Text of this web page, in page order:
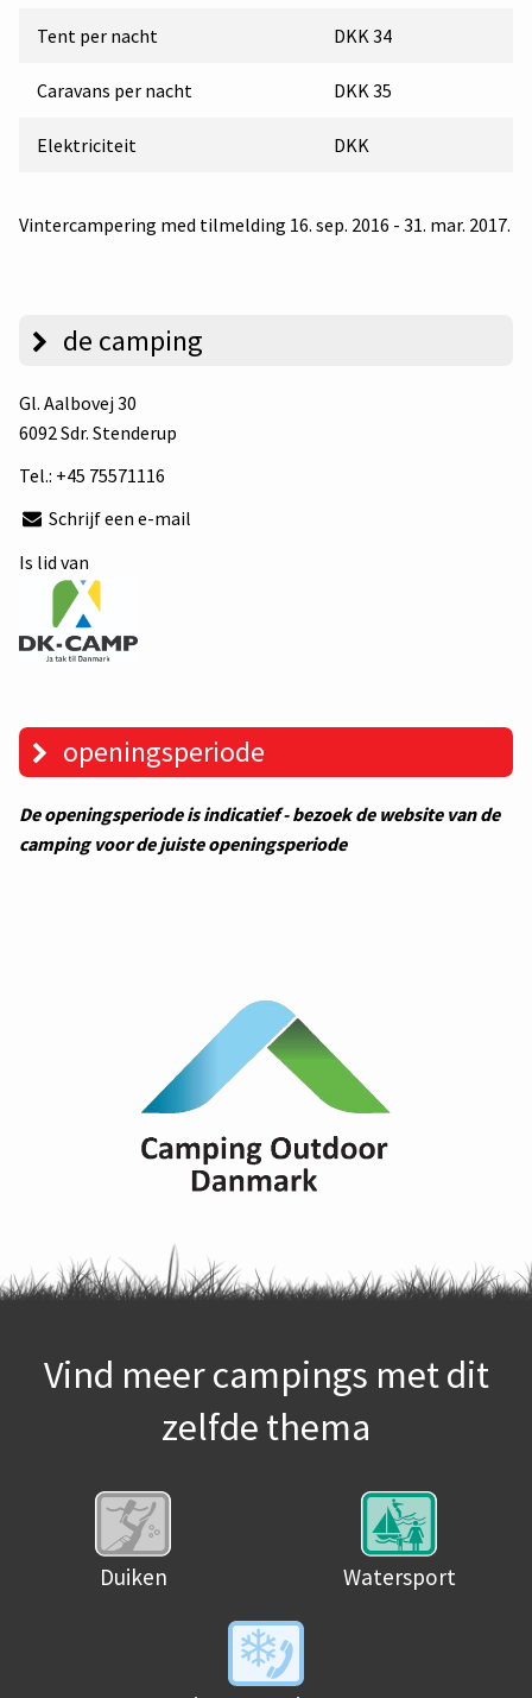
Tent per nacht DKK 34
Caravans per nacht DKK 35
Elektriciteit DKK
Vintercampering med tilmelding 16. sep. 2016 - 31. mar. 2017.
de camping
Gl. Aalbovej 30
6092 Sdr. Stenderup
Tel.: +45 75571116
Schrijf een e-mail
Is lid van
openingsperiode
De openingsperiode is indicatief - bezoek de website van de
camping voor de juiste openingsperiode
Vind meer campings met dit
zelfde thema
Duiken Watersport